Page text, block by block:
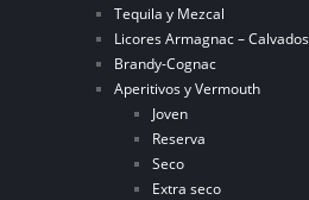
Tequila y Mezcal
Licores Armagnac – Calvados
Brandy-Cognac
Aperitivos y Vermouth
Joven
Reserva
Seco
Extra seco